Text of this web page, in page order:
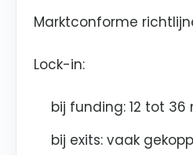
Marktconforme
Lock-in:
bij funding: 12 tot
bij exits: vaak